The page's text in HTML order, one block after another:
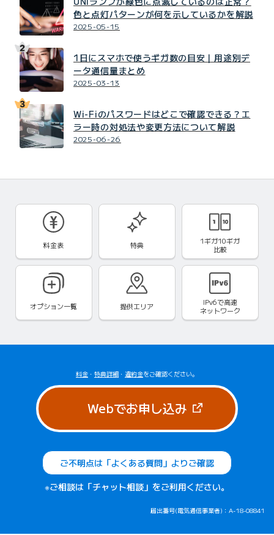
色と点灯パターンが何を示しているかを解説
2025-05-15
1日にスマホで使うギガ数の目安｜用途別デ
ータ通信量まとめ
2025-03-13
Wi-Fiのパスワードはどこで確認できる？エ
ラー時の対処法や変更方法について解説
2025-06-26
料金表 特典
1ギガ10ギガ
比較
オプション一覧 提供エリア IPv6で高速
ネットワーク
料金 ・ 特典詳細 ・ 違約金をご確認ください。
Webでお申し込み（新しいタブ
ご不明点は「よくある質問」よりご確認
※ご相談は「チャット相談」をご利用ください。
届出番号(電気通信事業者)：A-18-08841